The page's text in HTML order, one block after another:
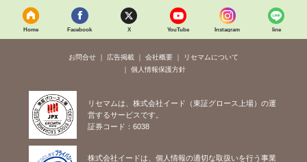
Home Facebook X YouTube Instagram line
お問合せ 広告掲載 会社概要
リセマムについて
個人情報保護方針
リセマムは、株式会社イード（東証グロース上場）の運
営するサービスです。
証券コード：6038
株式会社イードは、個人情報の適切な取扱いを行う事業